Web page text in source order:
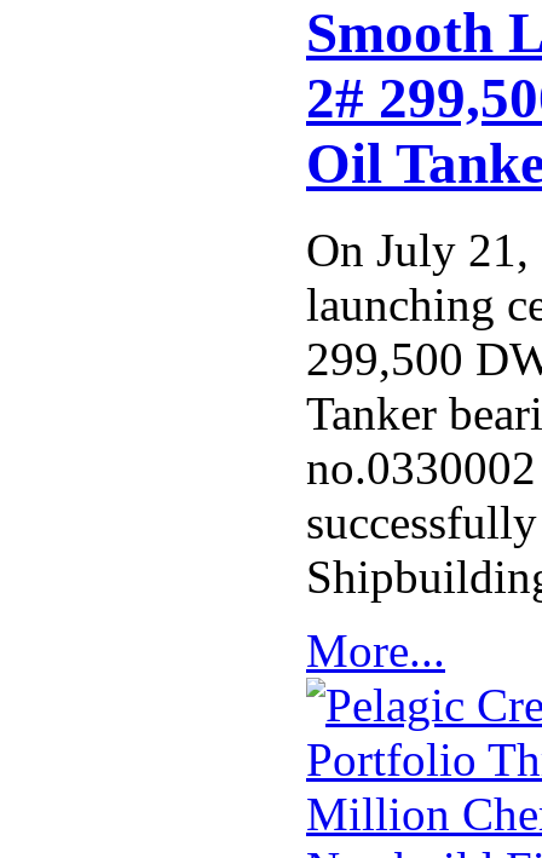
Smooth
2#
Oil
On July 21,
launching
299,500
Tanker
More...